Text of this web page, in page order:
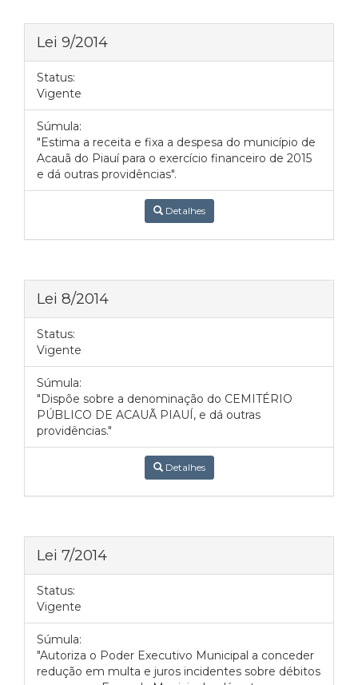
Lei 9/2014
Status:
Vigente
Súmula:
"Estima a receita e fixa a despesa do município de
Acauã do Piauí para o exercício financeiro de 2015
e dá outras providências".
Detalhes
Lei 8/2014
Status:
Vigente
Súmula:
"Dispõe sobre a denominação do CEMITÉRIO
PÚBLICO DE ACAUÃ PIAUÍ, e dá outras
providências."
Detalhes
Lei 7/2014
Status:
Vigente
Súmula:
"Autoriza o Poder Executivo Municipal a conceder
redução em multa e juros incidentes sobre débitos